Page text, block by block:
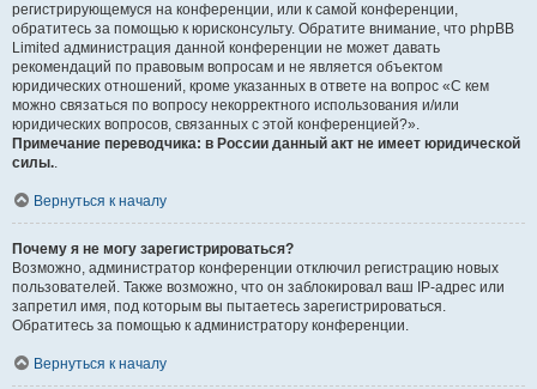
регистрирующемуся на конференции, или к самой конференции,
обратитесь за помощью к юрисконсульту. Обратите внимание, что phpBB
Limited администрация данной конференции не может давать
рекомендаций по правовым вопросам и не является объектом
юридических отношений, кроме указанных в ответе на вопрос «С кем
можно связаться по вопросу некорректного использования и/или
юридических вопросов, связанных с этой конференцией?».
Примечание переводчика: в России данный акт не имеет юридической
силы..
Вернуться к началу
Почему я не могу зарегистрироваться?
Возможно, администратор конференции отключил регистрацию новых
пользователей. Также возможно, что он заблокировал ваш IP-адрес или
запретил имя, под которым вы пытаетесь зарегистрироваться.
Обратитесь за помощью к администратору конференции.
Вернуться к началу